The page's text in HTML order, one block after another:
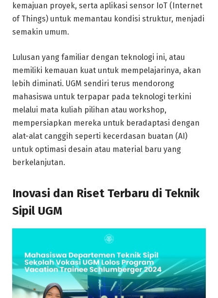
kemajuan proyek, serta aplikasi sensor IoT (Internet
of Things) untuk memantau kondisi struktur, menjadi
semakin umum.
Lulusan yang familiar dengan teknologi ini, atau
memiliki kemauan kuat untuk mempelajarinya, akan
lebih diminati. UGM sendiri terus mendorong
mahasiswa untuk terpapar pada teknologi terkini
melalui mata kuliah pilihan atau workshop,
mempersiapkan mereka untuk beradaptasi dengan
alat-alat canggih seperti kecerdasan buatan (AI)
untuk optimasi desain atau material baru yang
berkelanjutan.
Inovasi dan Riset Terbaru di Teknik
Sipil UGM